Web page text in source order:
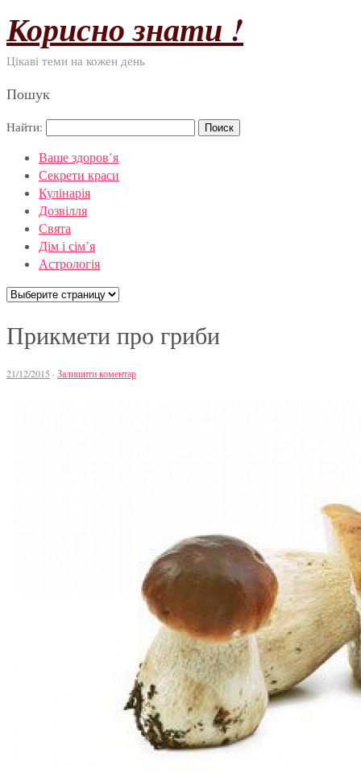
Корисно знати !
Цікаві теми на кожен день
Пошук
Найти:
Ваше здоров’я
Секрети краси
Кулінарія
Дозвілля
Свята
Дім і сім’я
Астрологія
Прикмети про гриби
21/12/2015 · Залишити коментар